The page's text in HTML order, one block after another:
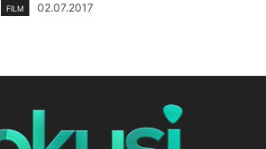
FILM 02.07.2017